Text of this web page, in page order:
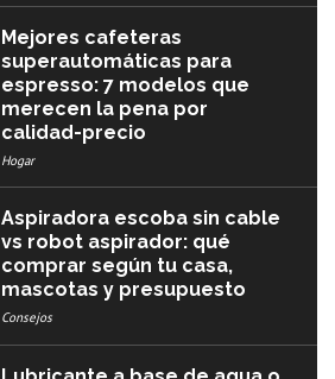
Mejores cafeteras
superautomáticas para
espresso: 7 modelos que
merecen la pena por
calidad-precio
Hogar
Aspiradora escoba sin cable
vs robot aspirador: qué
comprar según tu casa,
mascotas y presupuesto
Consejos